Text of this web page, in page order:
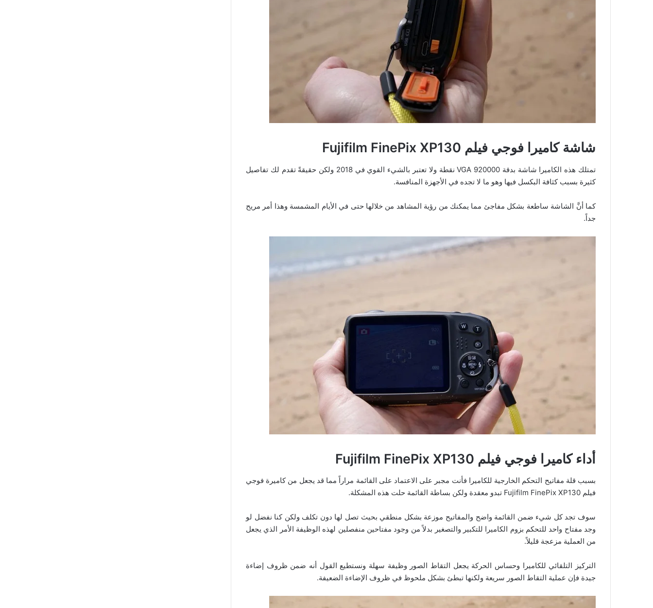
شاشة كاميرا فوجي فيلم Fujifilm FinePix XP130
تمتلك هذه الكاميرا شاشة بدقة VGA 920000 نقطة ولا تعتبر بالشيء القوي في 2018 ولكن حقيقةً تقدم لك تفاصيل
كثيرة بسبب كثافة البكسل فيها وهو ما لا تجده في الأجهزة المنافسة.
كما أنَّ الشاشة ساطعة بشكل مفاجئ مما يمكنك من رؤية المشاهد من خلالها حتى في الأيام المشمسة وهذا أمر مريح
جداً.
أداء كاميرا فوجي فيلم Fujifilm FinePix XP130
بسبب قلة مفاتيح التحكم الخارجية للكاميرا فأنت مجبر على الاعتماد على القائمة مراراً مما قد يجعل من كاميرة فوجي
فيلم Fujifilm FinePix XP130 تبدو معقدة ولكن بساطة القائمة حلت هذه المشكلة.
سوف تجد كل شيء ضمن القائمة واضح والمفاتيح موزعة بشكل منطقي بحيث تصل لها دون تكلف ولكن كنا نفضل لو
وجد مفتاح واحد للتحكم بزوم الكاميرا للتكبير والتصغير بدلاً من وجود مفتاحين منفصلين لهذه الوظيفة الأمر الذي يجعل
من العملية مزعجة قليلاً.
التركيز التلقائي للكاميرا وحساس الحركة يجعل التقاط الصور وظيفة سهلة ونستطيع القول أنه ضمن ظروف إضاءة
جيدة فإن عملية التقاط الصور سريعة ولكنها تبطئ بشكل ملحوظ في ظروف الإضاءة الضعيفة.